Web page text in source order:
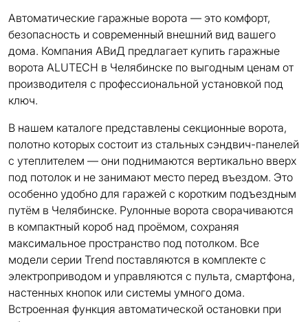
Автоматические гаражные ворота — это комфорт,
безопасность и современный внешний вид вашего
дома. Компания АВиД предлагает купить гаражные
ворота ALUTECH в Челябинске по выгодным ценам от
производителя с профессиональной установкой под
ключ.
В нашем каталоге представлены секционные ворота,
полотно которых состоит из стальных сэндвич-панелей
с утеплителем — они поднимаются вертикально вверх
под потолок и не занимают место перед въездом. Это
особенно удобно для гаражей с коротким подъездным
путём в Челябинске. Рулонные ворота сворачиваются
в компактный короб над проёмом, сохраняя
максимальное пространство под потолком. Все
модели серии Trend поставляются в комплекте с
электроприводом и управляются с пульта, смартфона,
настенных кнопок или системы умного дома.
Встроенная функция автоматической остановки при